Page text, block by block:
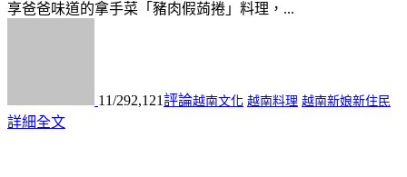
享爸爸味道的拿手菜「豬肉假蒟捲」料理，...
11/292,121評論越南文化 越南料理 越南新娘新住民
詳細全文